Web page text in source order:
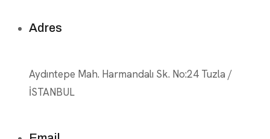
Adres
Aydıntepe Mah. Harmandalı Sk. No:24 Tuzla /
İSTANBUL